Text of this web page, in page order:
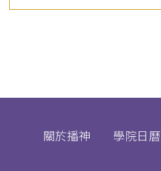
關於播神 學院日曆